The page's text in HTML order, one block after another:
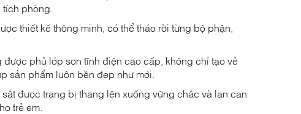
phòng.
thiết kế thông minh, có thể tháo rời từng bộ phận,
được phủ lớp sơn tĩnh điện cao cấp, không chỉ tạo vẻ
sản phẩm luôn bền đẹp như mới.
được trang bị thang lên xuống vững chắc và lan can
trẻ em.